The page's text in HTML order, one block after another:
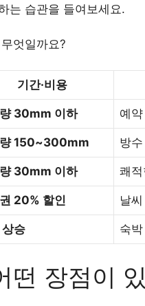
는 습관을 들여보세요.
엇일까요?
기간·비용
30mm 이하 예
150~300mm 방
30mm 이하 쾌
20% 할인 날
승 숙
떤 장점이